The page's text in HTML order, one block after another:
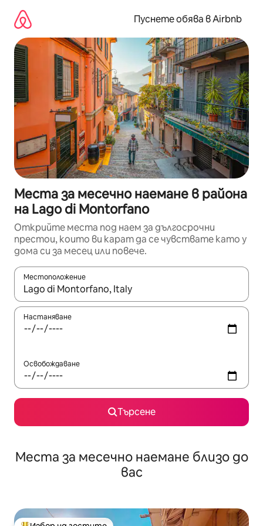
съдържанието
Пуснете обява в Airbnb
Места за месечно наемане в района
на Lago di Montorfano
Открийте места под наем за дългосрочни
престои, които ви карат да се чувствате като у
дома си за месец или повече.
Местоположение
Когато резултатите се покажат, използвайте
Настаняване
Освобождаване
Търсене
Места за месечно наемане близо до
вас